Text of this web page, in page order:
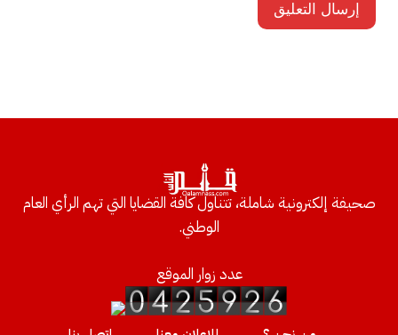
صحيفة إلكترونية شاملة، تتناول كافة القضايا التي تهم الرأي العام
الوطني.
عدد زوار الموقع